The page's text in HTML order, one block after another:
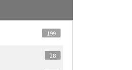
199
28